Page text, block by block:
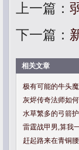
上一篇：
下一篇：
相关文章
极有可能的牛头
灰烬传奇法师如
水草繁多的弓箭
雷霆战甲男,算我
赶起路来在青铜